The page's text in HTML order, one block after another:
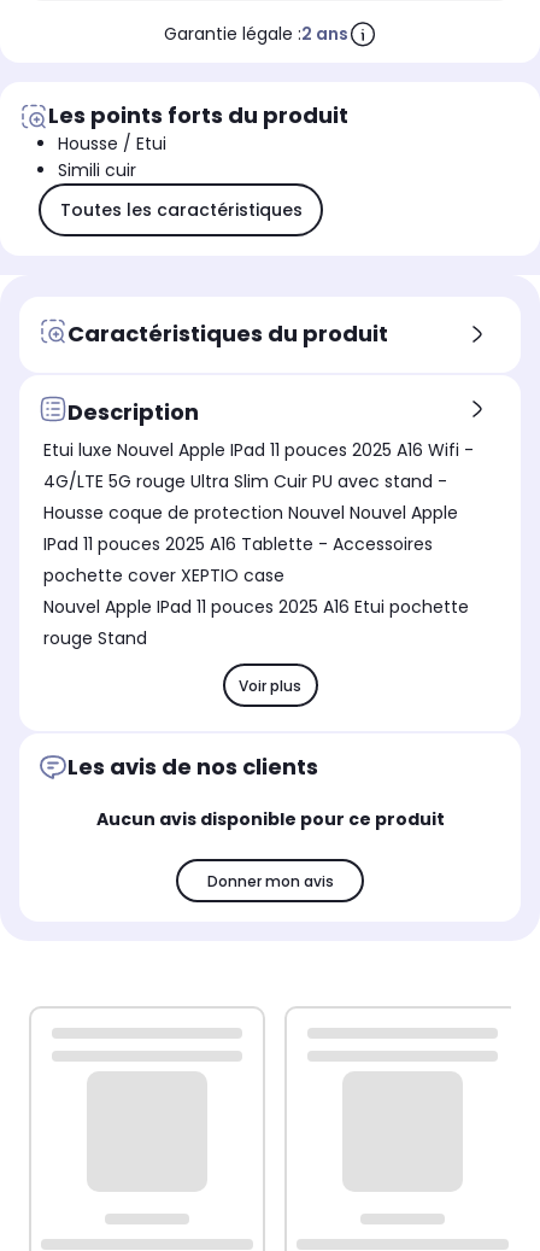
Garantie légale :2 ans
Les points forts du produit
Housse / Etui
Simili cuir
Toutes les caractéristiques
Caractéristiques du produit
Description
Etui luxe Nouvel Apple IPad 11 pouces 2025 A16 Wifi -
4G/LTE 5G rouge Ultra Slim Cuir PU avec stand -
Housse coque de protection Nouvel Nouvel Apple
IPad 11 pouces 2025 A16 Tablette - Accessoires
pochette cover XEPTIO case
Nouvel Apple IPad 11 pouces 2025 A16 Etui pochette
rouge Stand
Voir plus
Les avis de nos clients
Aucun avis disponible pour ce produit
Donner mon avis